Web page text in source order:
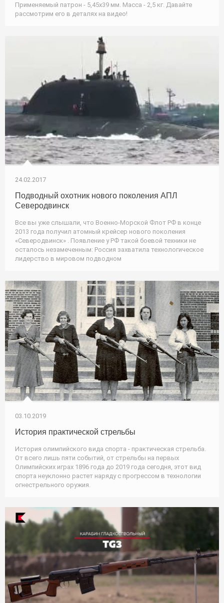
Применяемый патрон - 5,45х39 мм. Масса - 2,5 кг. Давайте
рассмотрим его в деталях на видео!
24.02.2017
Подводный охотник нового поколения АПЛ
Северодвинск
Все вы уже слышали, что Военно-Морской Флот РФ в конце
2013 года получил атомный крейсер нового поколения
«Северодвинск» . Появление у РФ такой боевой техники не
осталось незамеченным: Россия захватила технологическое
лидерство в мировом подводном
03.10.2019
История практической стрельбы
История олимпийского вида спорта - практическая стрельба.
От всего лишь пяти событий, от стрельбы на первых
Олимпийских играх 1896 года до 2019 года сегодня, этот вид
спорта неуклонно растет наряду с прогрессом в технологии
огнестрельного оружия.